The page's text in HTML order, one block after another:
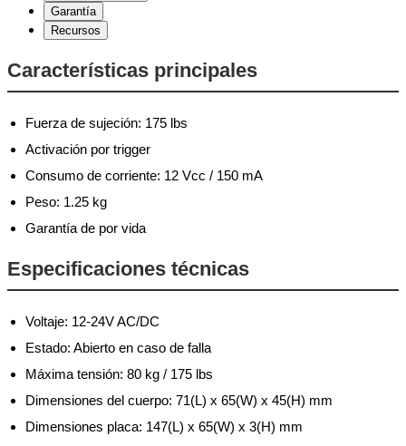
Garantía
Recursos
Características principales
Fuerza de sujeción: 175 lbs
Activación por trigger
Consumo de corriente: 12 Vcc / 150 mA
Peso: 1.25 kg
Garantía de por vida
Especificaciones técnicas
Voltaje: 12-24V AC/DC
Estado: Abierto en caso de falla
Máxima tensión: 80 kg / 175 lbs
Dimensiones del cuerpo: 71(L) x 65(W) x 45(H) mm
Dimensiones placa: 147(L) x 65(W) x 3(H) mm